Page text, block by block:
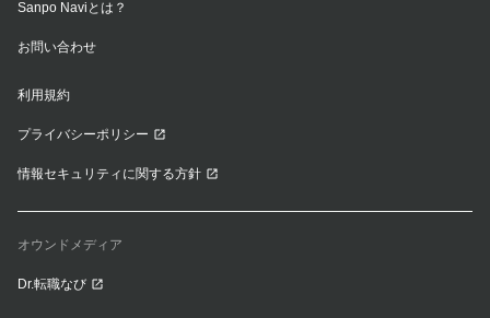
Sanpo Naviとは？
お問い合わせ
利用規約
プライバシーポリシー
情報セキュリティに関する方針
オウンドメディア
Dr.転職なび